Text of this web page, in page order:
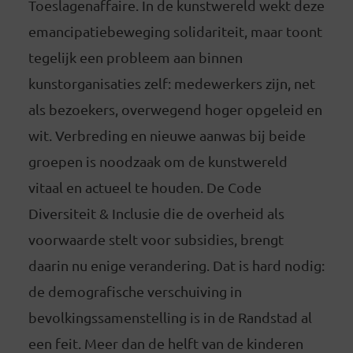
Toeslagenaffaire. In de kunstwereld wekt deze
emancipatiebeweging solidariteit, maar toont
tegelijk een probleem aan binnen
kunstorganisaties zelf: medewerkers zijn, net
als bezoekers, overwegend hoger opgeleid en
wit. Verbreding en nieuwe aanwas bij beide
groepen is noodzaak om de kunstwereld
vitaal en actueel te houden. De Code
Diversiteit & Inclusie die de overheid als
voorwaarde stelt voor subsidies, brengt
daarin nu enige verandering. Dat is hard nodig:
de demografische verschuiving in
bevolkingssamenstelling is in de Randstad al
een feit. Meer dan de helft van de kinderen